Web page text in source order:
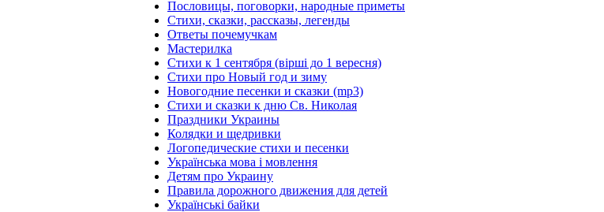
Пословицы, поговорки, народные приметы
Стихи, сказки, рассказы, легенды
Ответы почемучкам
Мастерилка
Стихи к 1 сентября (вірші до 1 вересня)
Стихи про Новый год и зиму
Новогодние песенки и сказки (mp3)
Стихи и сказки к дню Св. Николая
Праздники Украины
Колядки и щедривки
Логопедические стихи и песенки
Українська мова і мовлення
Детям про Украину
Правила дорожного движения для детей
Українські байки